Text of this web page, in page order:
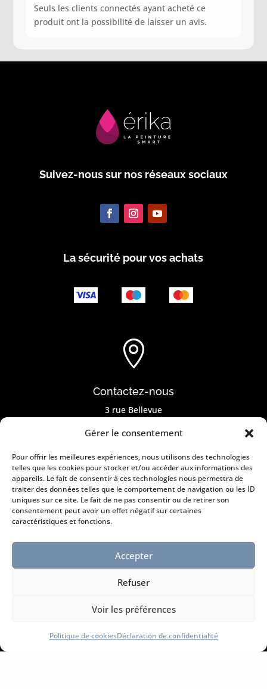
Gérer le consentement
Pour offrir les meilleures expériences, nous utilisons des technologies
telles que les cookies pour stocker et/ou accéder aux informations des
appareils. Le fait de consentir à ces technologies nous permettra de
traiter des données telles que le comportement de navigation ou les ID
uniques sur ce site. Le fait de ne pas consentir ou de retirer son
consentement peut avoir un effet négatif sur certaines
caractéristiques et fonctions.
Accepter
Refuser
Voir les préférences
Politique de cookiesDéclaration de confidentialité
Seuls les clients connectés ayant acheté ce
produit ont la possibilité de laisser un avis.
Suivez-nous sur nos réseaux sociaux
La sécurité pour vos achats

Contactez-nous
3 rue Bellevue
Tél. :03 88 47 39 49
Courriel :Contact@peinture-erika.fr

Horaires d’ouverture
Du lundi au vendredi :
8h30 à 12h et de 14h à 17h
l